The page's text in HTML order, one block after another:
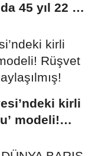
45 yıl 22 ay
kirli
modeli!